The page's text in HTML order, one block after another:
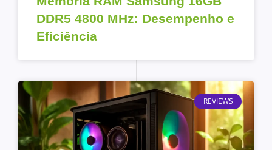
DDR5 4800 MHz: Desempenho e
Eficiência
REVIEWS